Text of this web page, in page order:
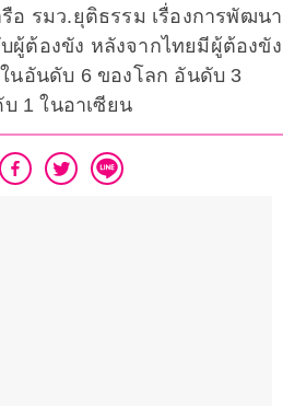
อ รมว.ยุติธรรม เรื่องการพัฒนา
ผู้ต้องขัง หลังจากไทยมีผู้ต้องขัง
นอันดับ 6 ของโลก อันดับ 3
1 ในอาเซียน